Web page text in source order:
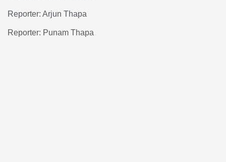
Reporter: Arjun Thapa
Reporter: Punam Thapa